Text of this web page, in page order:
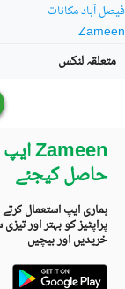
Zameen
فیصل آباد مکانات
متعلقہ لنکس
Zameen ایپ
حاصل کیجئے
ہماری ایپ استعمال
پراپٹیز کو بہتر اور
خریدیں اور بیچیں